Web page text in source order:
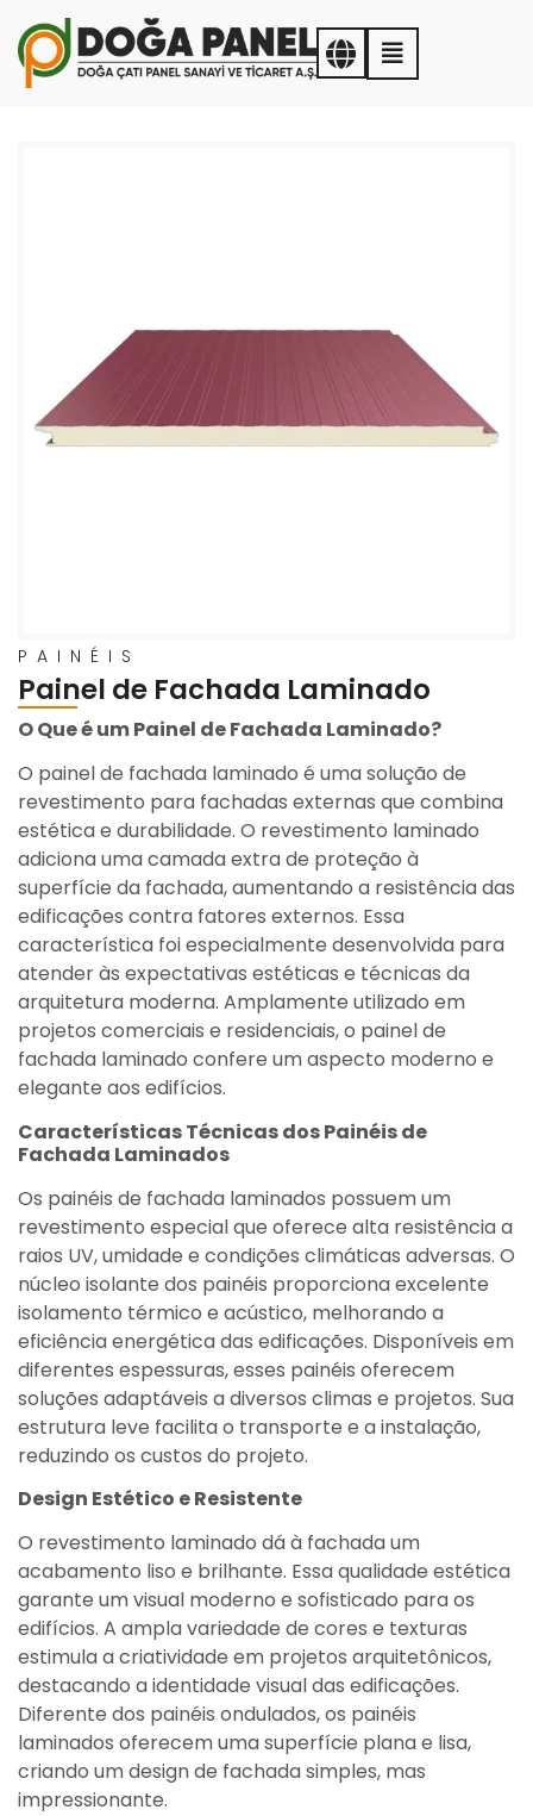
PAINÉIS
Painel de Fachada Laminado
O Que é um Painel de Fachada Laminado?
O painel de fachada laminado é uma solução de
revestimento para fachadas externas que combina
estética e durabilidade. O revestimento laminado
adiciona uma camada extra de proteção à
superfície da fachada, aumentando a resistência das
edificações contra fatores externos. Essa
característica foi especialmente desenvolvida para
atender às expectativas estéticas e técnicas da
arquitetura moderna. Amplamente utilizado em
projetos comerciais e residenciais, o painel de
fachada laminado confere um aspecto moderno e
elegante aos edifícios.
Características Técnicas dos Painéis de
Fachada Laminados
Os painéis de fachada laminados possuem um
revestimento especial que oferece alta resistência a
raios UV, umidade e condições climáticas adversas. O
núcleo isolante dos painéis proporciona excelente
isolamento térmico e acústico, melhorando a
eficiência energética das edificações. Disponíveis em
diferentes espessuras, esses painéis oferecem
soluções adaptáveis a diversos climas e projetos. Sua
estrutura leve facilita o transporte e a instalação,
reduzindo os custos do projeto.
Design Estético e Resistente
O revestimento laminado dá à fachada um
acabamento liso e brilhante. Essa qualidade estética
garante um visual moderno e sofisticado para os
edifícios. A ampla variedade de cores e texturas
estimula a criatividade em projetos arquitetônicos,
destacando a identidade visual das edificações.
Diferente dos painéis ondulados, os painéis
laminados oferecem uma superfície plana e lisa,
criando um design de fachada simples, mas
impressionante.